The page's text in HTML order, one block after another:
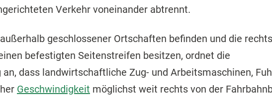
Verkehr voneinander abtrennt.
geschlossener Ortschaften befinden und die rechts
befestigten Seitenstreifen besitzen, ordnet die
an, dass landwirtschaftliche Zug- und Arbeitsmaschinen,
Geschwindigkeit möglichst weit rechts von der